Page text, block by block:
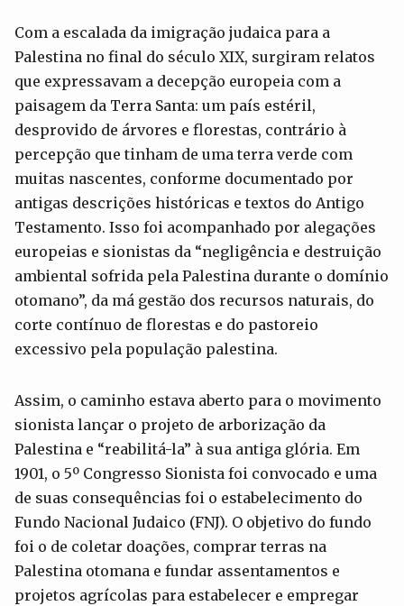
Com a escalada da imigração judaica para a
Palestina no final do século XIX, surgiram relatos
que expressavam a decepção europeia com a
paisagem da Terra Santa: um país estéril,
desprovido de árvores e florestas, contrário à
percepção que tinham de uma terra verde com
muitas nascentes, conforme documentado por
antigas descrições históricas e textos do Antigo
Testamento. Isso foi acompanhado por alegações
europeias e sionistas da “negligência e destruição
ambiental sofrida pela Palestina durante o domínio
otomano”, da má gestão dos recursos naturais, do
corte contínuo de florestas e do pastoreio
excessivo pela população palestina.
Assim, o caminho estava aberto para o movimento
sionista lançar o projeto de arborização da
Palestina e “reabilitá-la” à sua antiga glória. Em
1901, o 5º Congresso Sionista foi convocado e uma
de suas consequências foi o estabelecimento do
Fundo Nacional Judaico (FNJ). O objetivo do fundo
foi o de coletar doações, comprar terras na
Palestina otomana e fundar assentamentos e
projetos agrícolas para estabelecer e empregar